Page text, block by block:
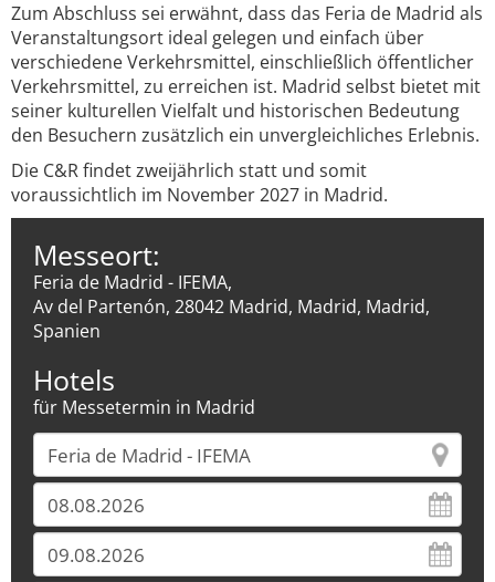
Zum Abschluss sei erwähnt, dass das Feria de Madrid als
Veranstaltungsort ideal gelegen und einfach über
verschiedene Verkehrsmittel, einschließlich öffentlicher
Verkehrsmittel, zu erreichen ist. Madrid selbst bietet mit
seiner kulturellen Vielfalt und historischen Bedeutung
den Besuchern zusätzlich ein unvergleichliches Erlebnis.
Die C&R findet zweijährlich statt und somit
voraussichtlich im November 2027 in Madrid.
Messeort:
Feria de Madrid - IFEMA,
Av del Partenón, 28042 Madrid, Madrid, Madrid,
Spanien
Hotels
für Messetermin in Madrid